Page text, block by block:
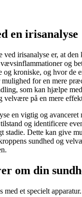
en irisanalyse
ved irisanalyse er, at den
og
og kroniske, og hvor de
for en mere
som kan hjælpe
velvære på en mere
en vigtig og avanceret
og identificere
stadie. Dette kan give
sundhed og
om din
med et specielt